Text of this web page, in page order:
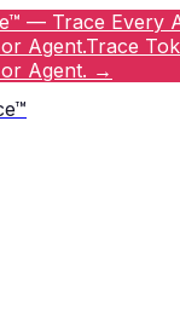
— Trace Every
Agent.Trace
Agent. →